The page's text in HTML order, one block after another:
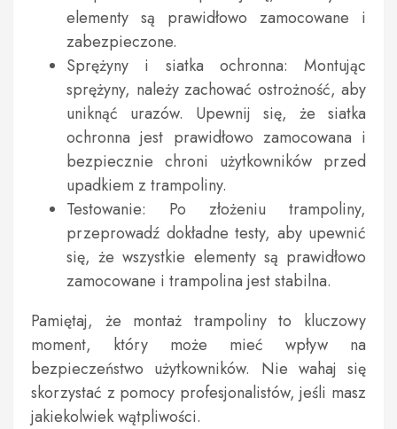
elementy są prawidłowo zamocowane i
zabezpieczone.
Sprężyny i siatka ochronna: Montując
sprężyny, należy zachować ostrożność, aby
uniknąć urazów. Upewnij się, że siatka
ochronna jest prawidłowo zamocowana i
bezpiecznie chroni użytkowników przed
upadkiem z trampoliny.
Testowanie: Po złożeniu trampoliny,
przeprowadź dokładne testy, aby upewnić
się, że wszystkie elementy są prawidłowo
zamocowane i trampolina jest stabilna.
Pamiętaj, że montaż trampoliny to kluczowy
moment, który może mieć wpływ na
bezpieczeństwo użytkowników. Nie wahaj się
skorzystać z pomocy profesjonalistów, jeśli masz
jakiekolwiek wątpliwości.